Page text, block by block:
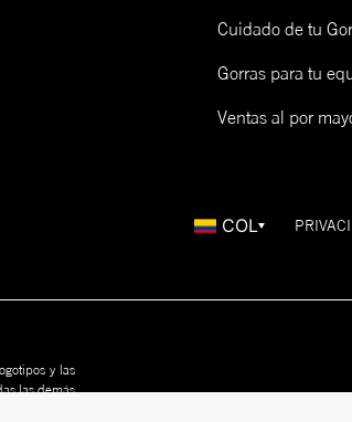
Cuidado de tu
Gorras para tu
Ventas al por
COL
y las
las demás